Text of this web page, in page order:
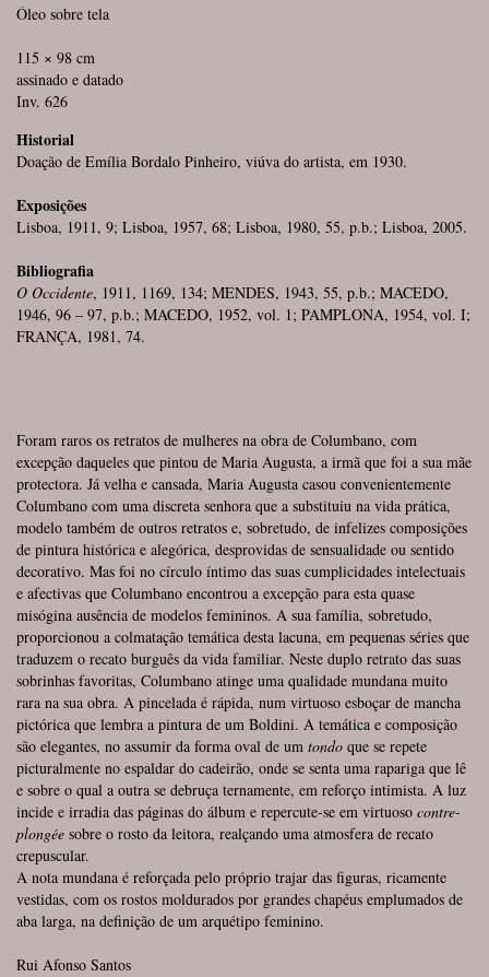
Óleo sobre tela
115 × 98 cm
assinado e datado
Inv. 626
Historial
Doação de Emília Bordalo Pinheiro, viúva do artista, em 1930.
Exposições
Lisboa, 1911, 9; Lisboa, 1957, 68; Lisboa, 1980, 55, p.b.; Lisboa, 2005.
Bibliografia
O Occidente, 1911, 1169, 134; MENDES, 1943, 55, p.b.; MACEDO,
1946, 96 – 97, p.b.; MACEDO, 1952, vol. 1; PAMPLONA, 1954, vol. I;
FRANÇA, 1981, 74.
Foram raros os retratos de mulheres na obra de Columbano, com
excepção daqueles que pintou de Maria Augusta, a irmã que foi a sua mãe
protectora. Já velha e cansada, Maria Augusta casou convenientemente
Columbano com uma discreta senhora que a substituiu na vida prática,
modelo também de outros retratos e, sobretudo, de infelizes composições
de pintura histórica e alegórica, desprovidas de sensualidade ou sentido
decorativo. Mas foi no círculo íntimo das suas cumplicidades intelectuais
e afectivas que Columbano encontrou a excepção para esta quase
misógina ausência de modelos femininos. A sua família, sobretudo,
proporcionou a colmatação temática desta lacuna, em pequenas séries que
traduzem o recato burguês da vida familiar. Neste duplo retrato das suas
sobrinhas favoritas, Columbano atinge uma qualidade mundana muito
rara na sua obra. A pincelada é rápida, num virtuoso esboçar de mancha
pictórica que lembra a pintura de um Boldini. A temática e composição
são elegantes, no assumir da forma oval de um tondo que se repete
picturalmente no espaldar do cadeirão, onde se senta uma rapariga que lê
e sobre o qual a outra se debruça ternamente, em reforço intimista. A luz
incide e irradia das páginas do álbum e repercute-se em virtuoso contre-
plongée sobre o rosto da leitora, realçando uma atmosfera de recato
crepuscular.
A nota mundana é reforçada pelo próprio trajar das figuras, ricamente
vestidas, com os rostos moldurados por grandes chapéus emplumados de
aba larga, na definição de um arquétipo feminino.
Rui Afonso Santos